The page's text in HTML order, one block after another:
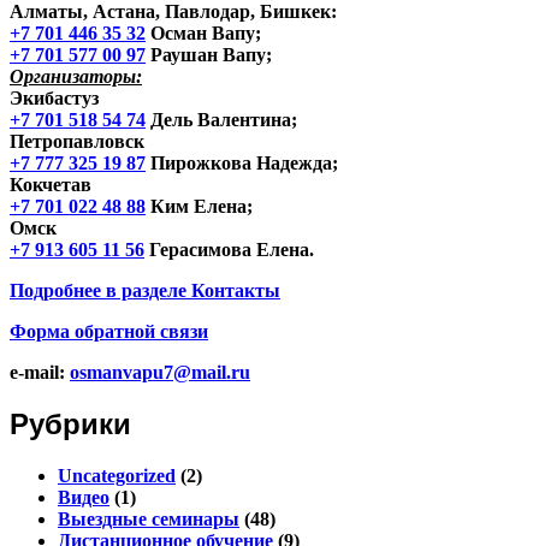
Алматы, Астана, Павлодар, Бишкек:
+7 701 446 35 32 Осман Вапу;
+7 701 577 00 97 Раушан Вапу;
Организаторы:
Экибастуз
+7 701 518 54 74 Дель Валентина;
Петропавловск
+7 777 325 19 87 Пирожкова Надежда;
Кокчетав
+7 701 022 48 88 Ким Елена;
Омск
+7 913 605 11 56 Герасимова Елена.
Подробнее в разделе Контакты
Форма обратной связи
e-mail: osmanvapu7@mail.ru
Рубрики
Uncategorized (2)
Видео (1)
Выездные семинары (48)
Дистанционное обучение (9)